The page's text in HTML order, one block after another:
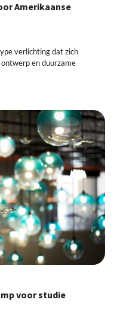
Amerikaanse
verlichting dat zich
en duurzame
voor studie